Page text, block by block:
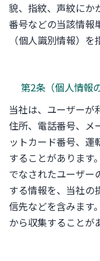
貌、指紋、声紋にか
番号などの当該情報
（個人識別情報）を
第2条（個人情報
当社は、ユーザーが
住所、電話番号、メ
ットカード番号、
することがあります
でなされたユーザー
する情報を、当社の
信先などを含みます
から収集することが